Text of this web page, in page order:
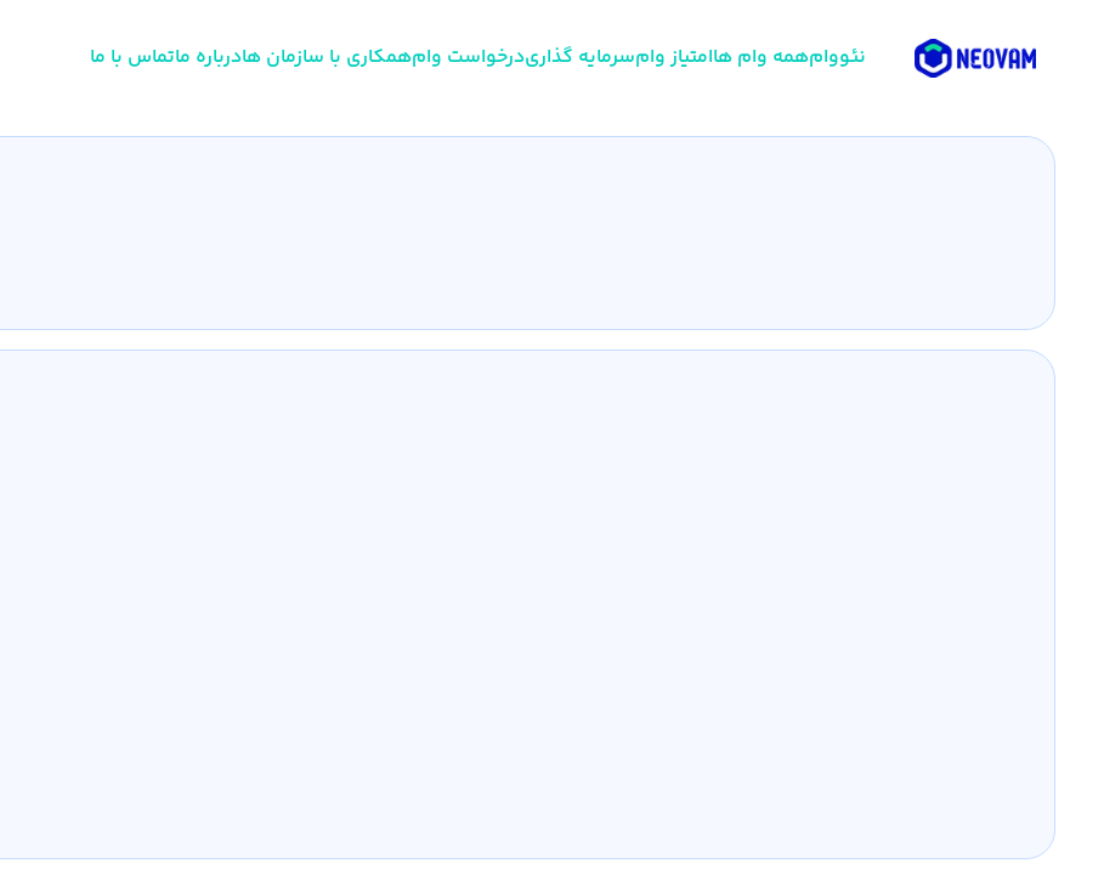
نئووامهمه وام هاامتیاز وامسرمایه گذاریدرخواست وامهمکاری با سازمان هادرباره ماتماس با ما